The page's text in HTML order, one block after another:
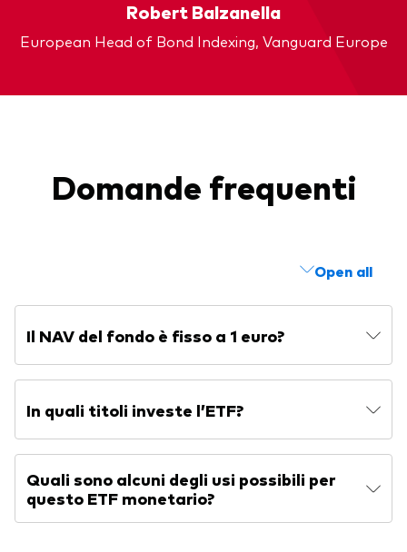
Robert Balzanella
European Head of Bond Indexing, Vanguard Europe
Domande frequenti
Open all
Il NAV del fondo è fisso a 1 euro?
In quali titoli investe l’ETF?
Quali sono alcuni degli usi possibili per
questo ETF monetario?